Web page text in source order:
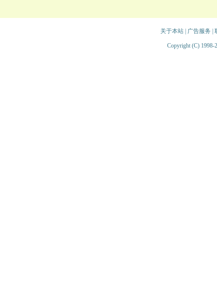
关于本站| 广告服务
Copyright (C) 1998-